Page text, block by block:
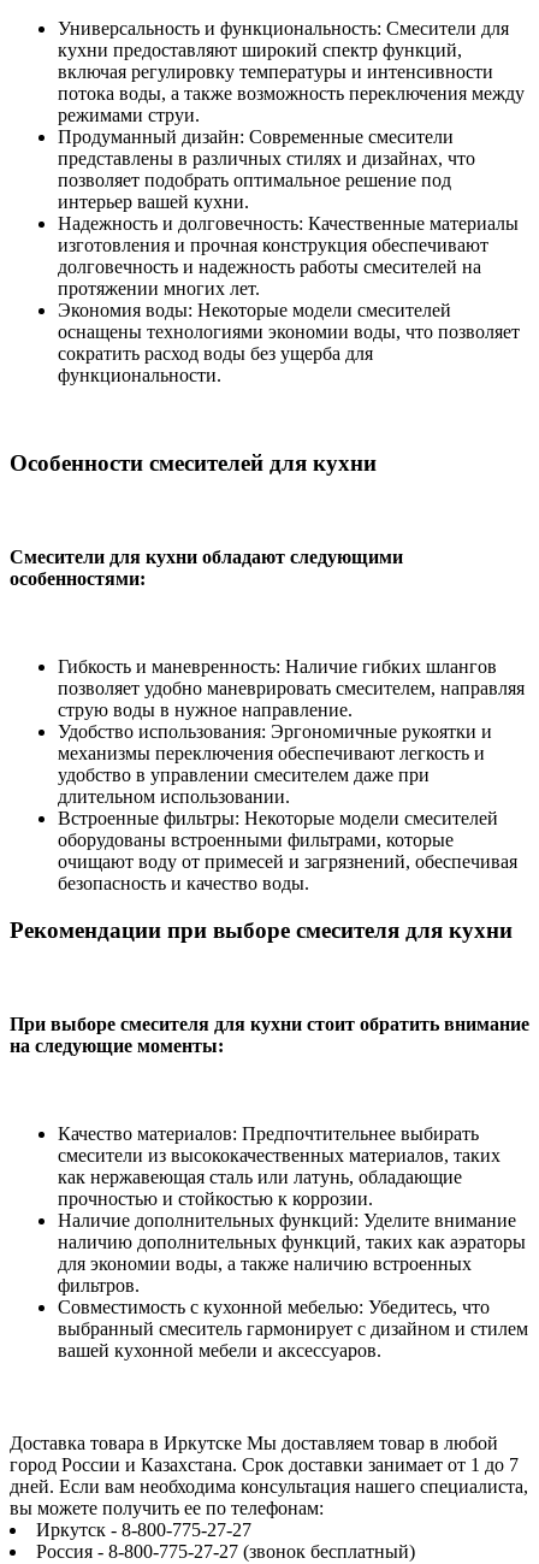
Универсальность и функциональность: Смесители для
кухни предоставляют широкий спектр функций,
включая регулировку температуры и интенсивности
потока воды, а также возможность переключения между
режимами струи.
Продуманный дизайн: Современные смесители
представлены в различных стилях и дизайнах, что
позволяет подобрать оптимальное решение под
интерьер вашей кухни.
Надежность и долговечность: Качественные материалы
изготовления и прочная конструкция обеспечивают
долговечность и надежность работы смесителей на
протяжении многих лет.
Экономия воды: Некоторые модели смесителей
оснащены технологиями экономии воды, что позволяет
сократить расход воды без ущерба для
функциональности.
Особенности смесителей для кухни
Смесители для кухни обладают следующими
особенностями:
Гибкость и маневренность: Наличие гибких шлангов
позволяет удобно маневрировать смесителем, направляя
струю воды в нужное направление.
Удобство использования: Эргономичные рукоятки и
механизмы переключения обеспечивают легкость и
удобство в управлении смесителем даже при
длительном использовании.
Встроенные фильтры: Некоторые модели смесителей
оборудованы встроенными фильтрами, которые
очищают воду от примесей и загрязнений, обеспечивая
безопасность и качество воды.
Рекомендации при выборе смесителя для кухни
При выборе смесителя для кухни стоит обратить внимание
на следующие моменты:
Качество материалов: Предпочтительнее выбирать
смесители из высококачественных материалов, таких
как нержавеющая сталь или латунь, обладающие
прочностью и стойкостью к коррозии.
Наличие дополнительных функций: Уделите внимание
наличию дополнительных функций, таких как аэраторы
для экономии воды, а также наличию встроенных
фильтров.
Совместимость с кухонной мебелью: Убедитесь, что
выбранный смеситель гармонирует с дизайном и стилем
вашей кухонной мебели и аксессуаров.
Доставка товара в Иркутске Мы доставляем товар в любой
город России и Казахстана. Срок доставки занимает от 1 до 7
дней. Если вам необходима консультация нашего специалиста,
вы можете получить ее по телефонам:
Иркутск - 8-800-775-27-27
Россия - 8-800-775-27-27 (звонок бесплатный)